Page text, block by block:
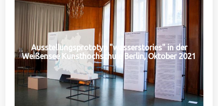
Ausstellungsprototyp "wasserstories" in der
Weißensee Kunsthochschule Berlin, Oktober 2021